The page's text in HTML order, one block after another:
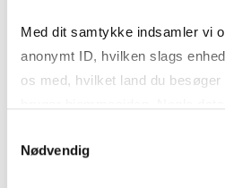
Med dit samtykke indsamler vi
anonymt ID, hvilken slags
os med, hvilket land du
markedsføring. Du bestemmer
Nødvendig
effektivitet og…
Økonomi og matematik